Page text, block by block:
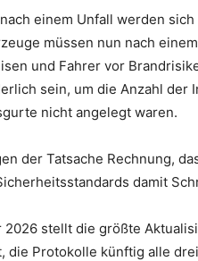
einem Unfall werden
müssen nun nach
und Fahrer vor
sein, um die Anzahl der
nicht angelegt waren.
der Tatsache Rechnung,
damit
stellt die größte
die Protokolle künftig alle